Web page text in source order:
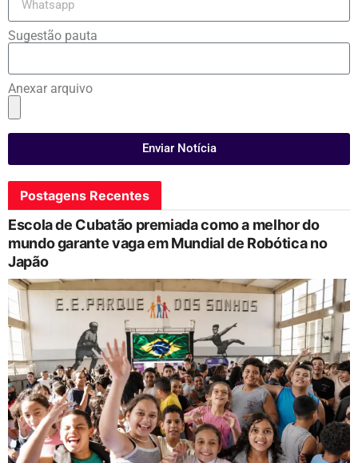
Sugestão pauta
Anexar arquivo
Enviar Notícia
Postagens Recentes
Escola de Cubatão premiada como a melhor do
mundo garante vaga em Mundial de Robótica no
Japão